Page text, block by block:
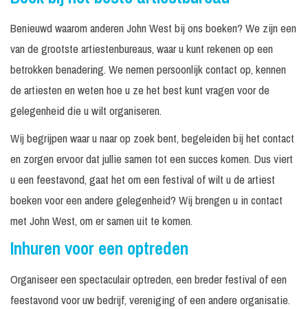
Benieuwd waarom anderen John West bij ons boeken? We zijn een
van de grootste artiestenbureaus, waar u kunt rekenen op een
betrokken benadering. We nemen persoonlijk contact op, kennen
de artiesten en weten hoe u ze het best kunt vragen voor de
gelegenheid die u wilt organiseren.
Wij begrijpen waar u naar op zoek bent, begeleiden bij het contact
en zorgen ervoor dat jullie samen tot een succes komen. Dus viert
u een feestavond, gaat het om een festival of wilt u de artiest
boeken voor een andere gelegenheid? Wij brengen u in contact
met John West, om er samen uit te komen.
Inhuren voor een optreden
Organiseer een spectaculair optreden, een breder festival of een
feestavond voor uw bedrijf, vereniging of een andere organisatie.